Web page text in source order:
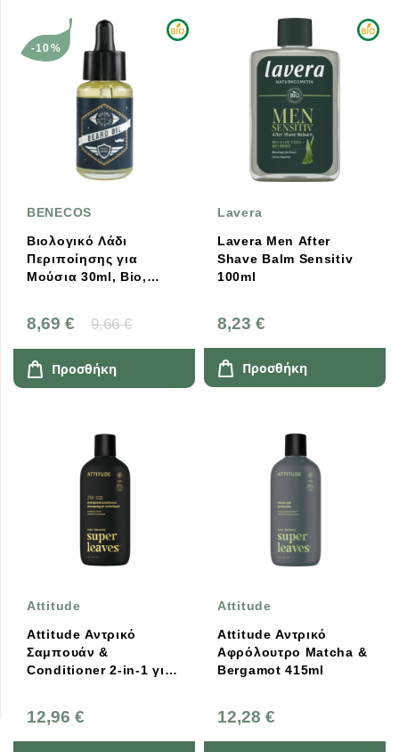
BENECOS
Βιολογικό Λάδι
Περιποίησης για
Μούσια 30ml, Bio,
8,69 € 9,66 €
-10%
Προσθήκη
Lavera
Lavera Men After
Shave Balm Sensitiv
100ml
8,23 €
Προσθήκη
Attitude
Attitude Αντρικό
Σαμπουάν &
Conditioner 2-in-1 για
12,96 €
Attitude
Attitude Αντρικό
Αφρόλουτρο Matcha &
Bergamot 415ml
12,28 €